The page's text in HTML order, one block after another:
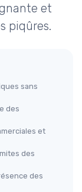
et
piqûres.
sans
des
et
des
des